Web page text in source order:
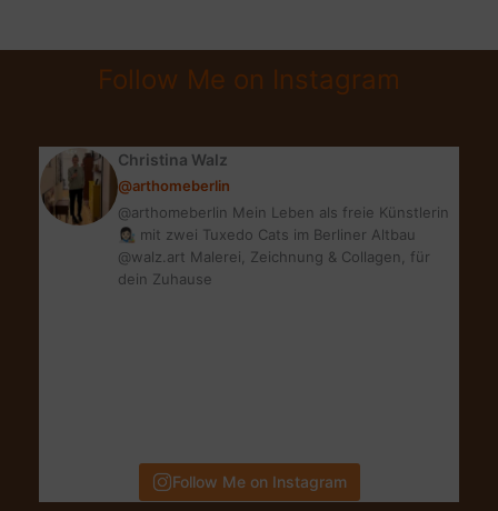
FÜR
Follow Me on Instagram
Christina Walz
@arthomeberlin
@arthomeberlin Mein Leben als freie Künstlerin
👩🏻‍🎨 mit zwei Tuxedo Cats im Berliner Altbau
@walz.art Malerei, Zeichnung & Collagen, für
dein Zuhause
Follow Me on Instagram